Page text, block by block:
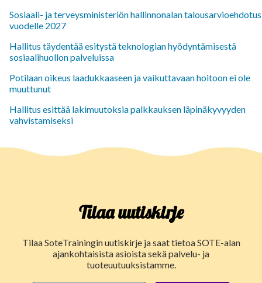
Sosiaali- ja terveysministeriön hallinnonalan talousarvioehdotus
vuodelle 2027
Hallitus täydentää esitystä teknologian hyödyntämisestä
sosiaalihuollon palveluissa
Potilaan oikeus laadukkaaseen ja vaikuttavaan hoitoon ei ole
muuttunut
Hallitus esittää lakimuutoksia palkkauksen läpinäkyvyyden
vahvistamiseksi
Tilaa uutiskirje
Tilaa SoteTrainingin uutiskirje ja saat tietoa SOTE-alan
ajankohtaisista asioista sekä palvelu- ja
tuoteuutuuksistamme.